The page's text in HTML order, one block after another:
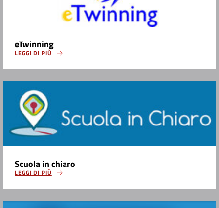
eTwinning
LEGGI DI PIÙ
Scuola in chiaro
LEGGI DI PIÙ